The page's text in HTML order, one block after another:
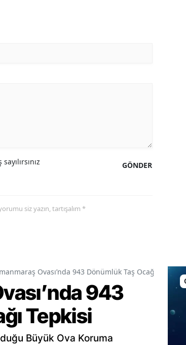
GÖNDER
siz yazın, tartışalım *
Ovası’nda 943 Dönümlük Taş Ocağı Tepkisi
943
Tepkisi
Büyük Ova Koruma